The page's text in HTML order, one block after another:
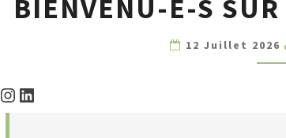
E-
BIENVENU-E-S
12 Juillet 2026
Instagram
LinkedIn